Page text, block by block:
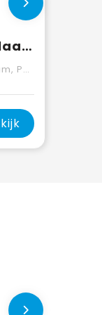
Versatile 5 in 1 oplaadkabel